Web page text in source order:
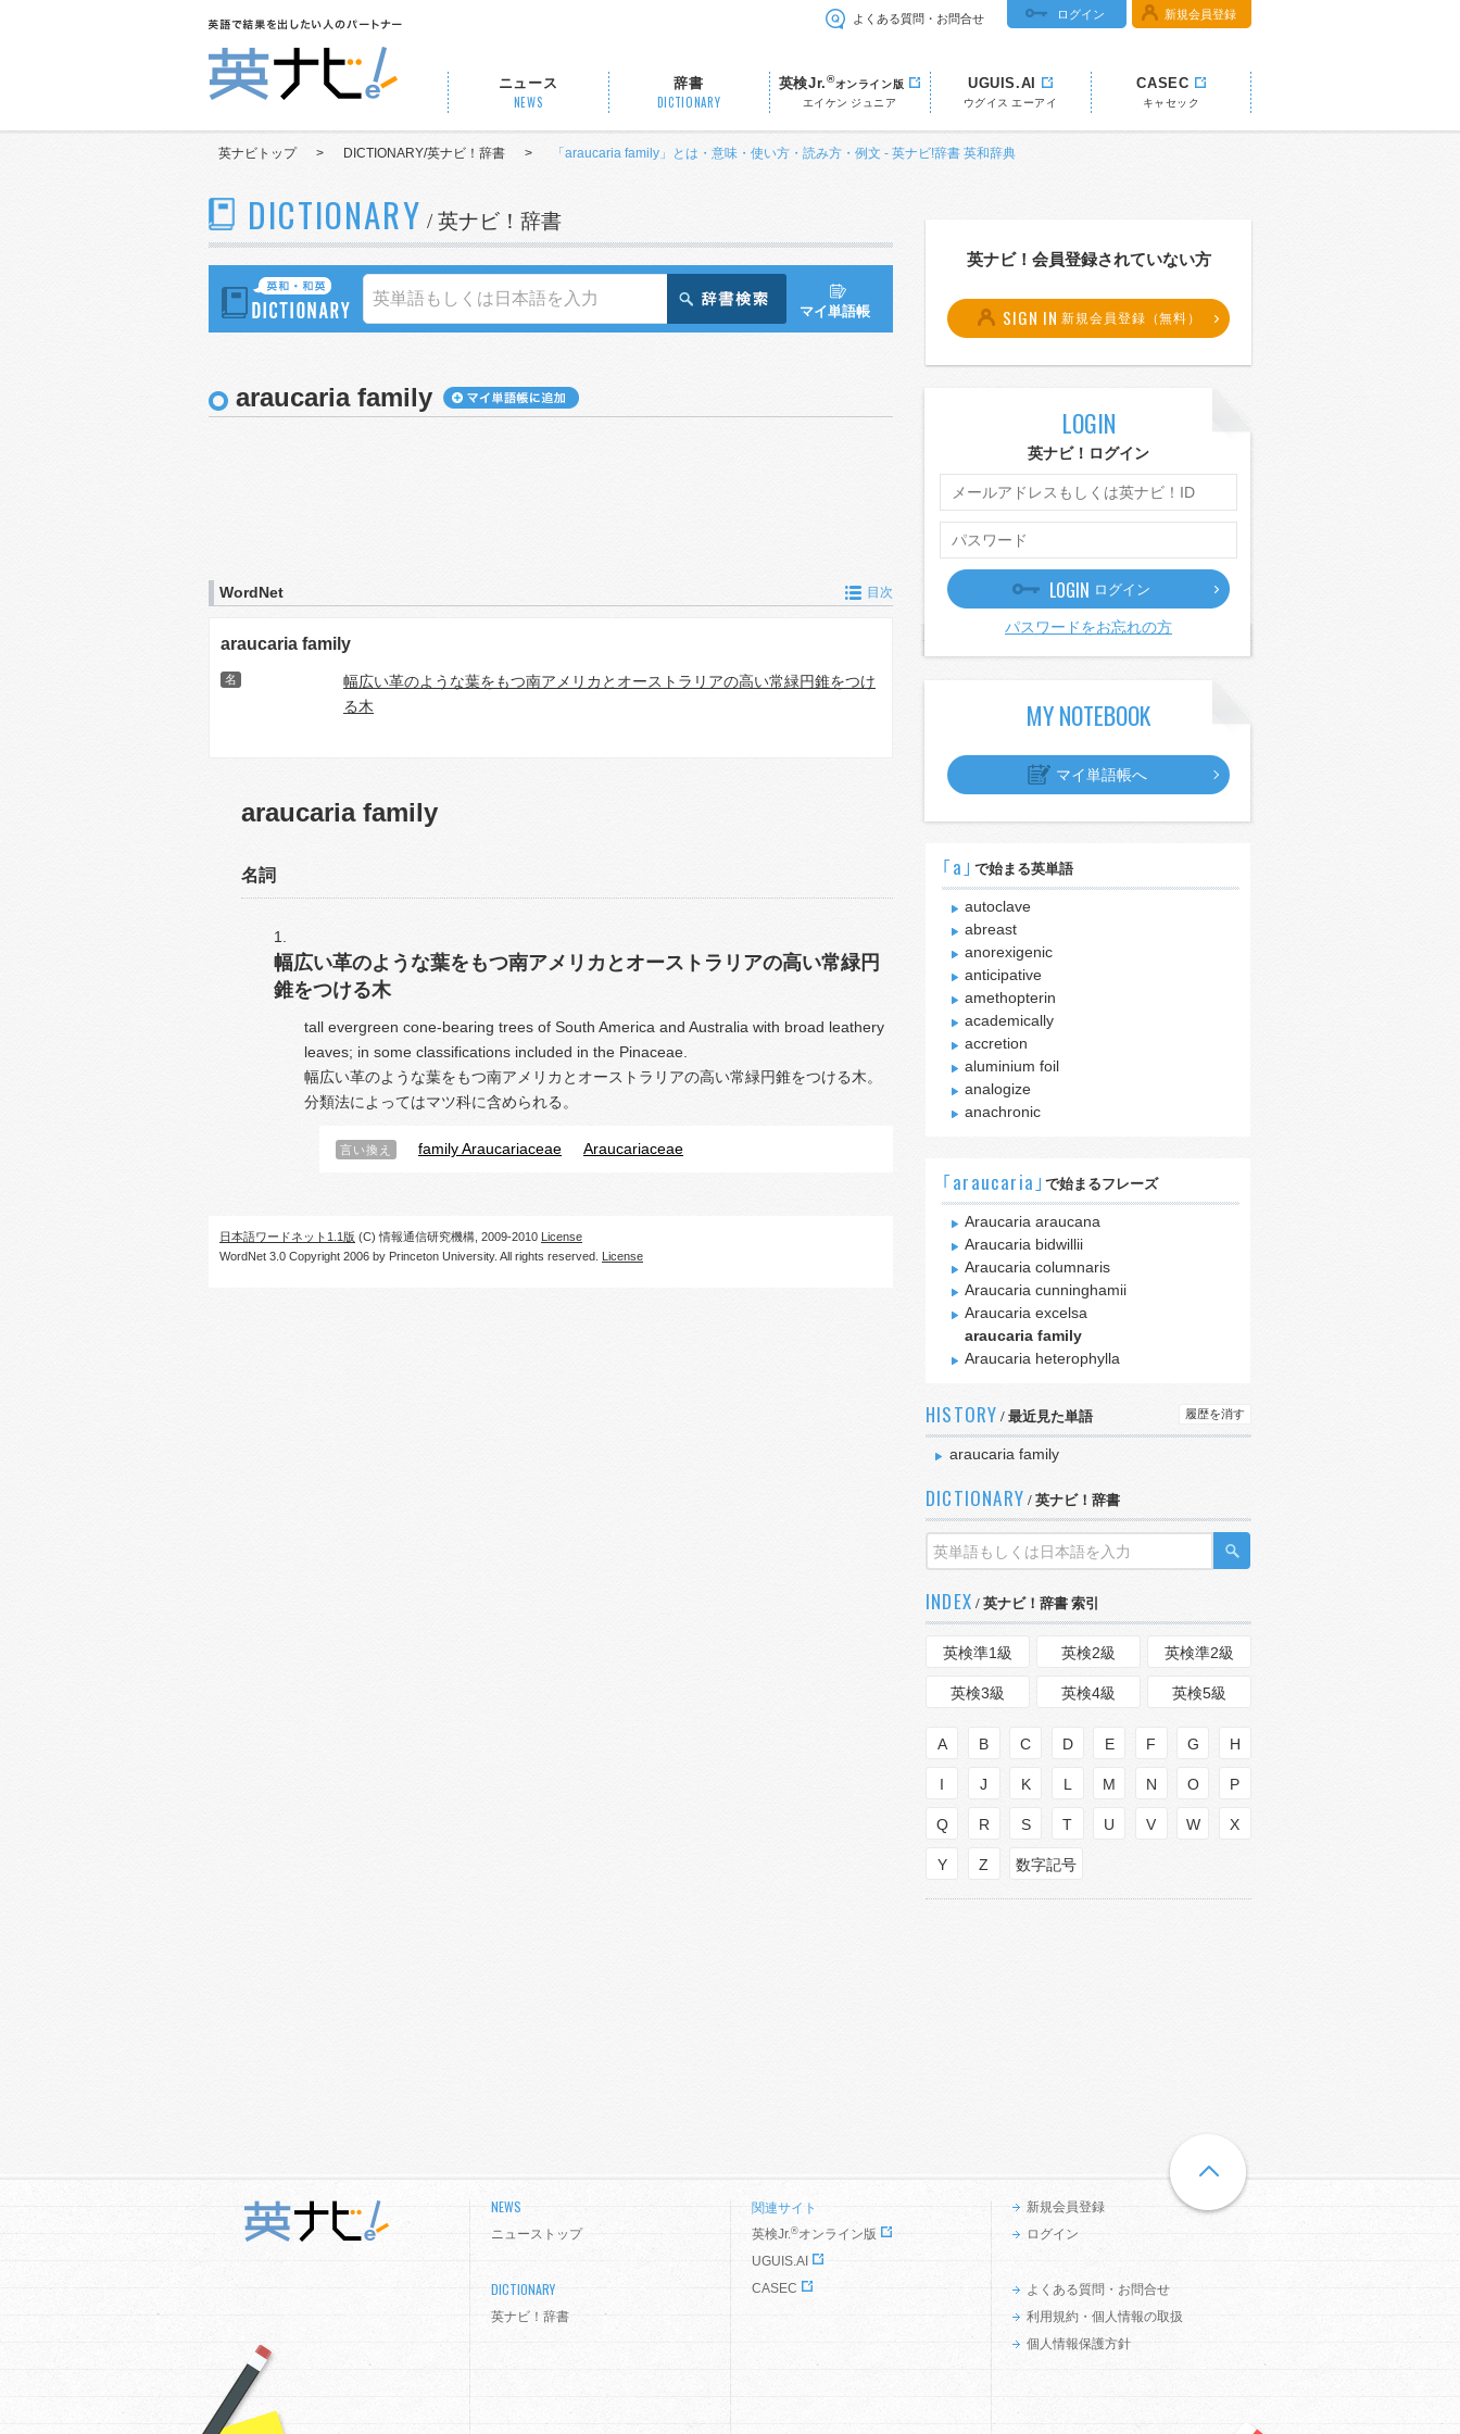
よくある質問・お問合せ ログイン 新規会員登録
ニュース
NEWS
辞書
DICTIONARY
英検Jr.®オンライン版
エイケン ジュニア
UGUIS.AI
ウグイス エーアイ
CASEC
キャセック
英ナビトップ > DICTIONARY/英ナビ！辞書 > 「araucaria family」とは・意味・使い方・読み方・例文 - 英ナビ!辞書 英和辞典
DICTIONARY / 英ナビ！辞書
マイ単語帳
araucaria family
WordNet 目次
araucaria family
名
幅広い革のような葉をもつ南アメリカとオーストラリアの高い常緑円錐をつけ
る木
araucaria family
名詞
幅広い革のような葉をもつ南アメリカとオーストラリアの高い常緑円
錐をつける木
tall evergreen cone-bearing trees of South America and Australia with broad leathery
leaves; in some classifications included in the Pinaceae.
幅広い革のような葉をもつ南アメリカとオーストラリアの高い常緑円錐をつける木。
分類法によってはマツ科に含められる。
言い換え family Araucariaceae Araucariaceae
日本語ワードネット1.1版 (C) 情報通信研究機構, 2009-2010 License
WordNet 3.0 Copyright 2006 by Princeton University. All rights reserved. License
英ナビ！会員登録されていない方
SIGN IN 新規会員登録（無料）
LOGIN
英ナビ！ログイン
LOGIN ログイン
パスワードをお忘れの方
MY NOTEBOOK
マイ単語帳へ
｢a｣ で始まる英単語
autoclave
abreast
anorexigenic
anticipative
amethopterin
academically
accretion
aluminium foil
analogize
anachronic
｢araucaria｣で始まるフレーズ
Araucaria araucana
Araucaria bidwillii
Araucaria columnaris
Araucaria cunninghamii
Araucaria excelsa
araucaria family
Araucaria heterophylla
HISTORY / 最近見た単語 履歴を消す
araucaria family
DICTIONARY / 英ナビ！辞書
INDEX / 英ナビ！辞書 索引
英検準1級 英検2級 英検準2級
英検3級 英検4級 英検5級
A B C D E F G H
I J K L M N O P
Q R S T U V W X
Y Z 数字記号
NEWS
ニューストップ
DICTIONARY
英ナビ！辞書
関連サイト
英検Jr.®オンライン版
UGUIS.AI
CASEC
新規会員登録
ログイン
よくある質問・お問合せ
利用規約・個人情報の取扱
個人情報保護方針